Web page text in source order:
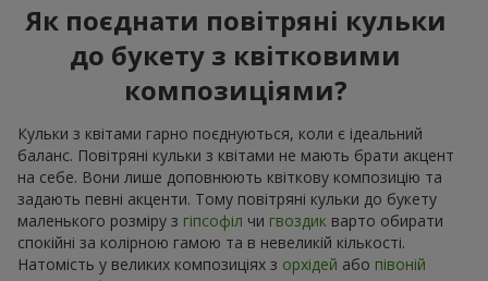
Як поєднати повітряні кульки
до букету з квітковими
композиціями?
Кульки з квітами гарно поєднуються, коли є ідеальний
баланс. Повітряні кульки з квітами не мають брати акцент
на себе. Вони лише доповнюють квіткову композицію та
задають певні акценти. Тому повітряні кульки до букету
маленького розміру з гіпсофіл чи гвоздик варто обирати
спокійні за колірною гамою та в невеликій кількості.
Натомість у великих композиціях з орхідей або півоній